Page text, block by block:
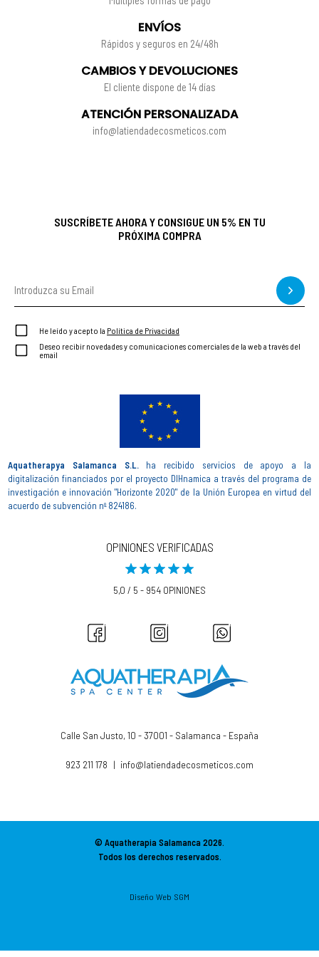
ENVÍOS
Rápidos y seguros en 24/48h
CAMBIOS Y DEVOLUCIONES
El cliente dispone de 14 días
ATENCIÓN PERSONALIZADA
info@latiendadecosmeticos.com
SUSCRÍBETE AHORA Y CONSIGUE UN 5% EN TU
PRÓXIMA COMPRA
He leído y acepto la Política de Privacidad
Deseo recibir novedades y comunicaciones comerciales de la web a través del
email
Aquatherapya Salamanca S.L.ha recibido servicios de apoyo a la
digitalización financiados por el proyecto DIHnamica a través del programa de
investigación e innovación "Horizonte 2020" de la Unión Europea en virtud del
acuerdo de subvención nº 824186.
OPINIONES VERIFICADAS
5,0 / 5 - 954 OPINIONES
Calle San Justo, 10 - 37001 - Salamanca - España
923 211 178 | info@latiendadecosmeticos.com
© Aquatherapia Salamanca2026.
Todos los derechos reservados.
Diseño Web SGM